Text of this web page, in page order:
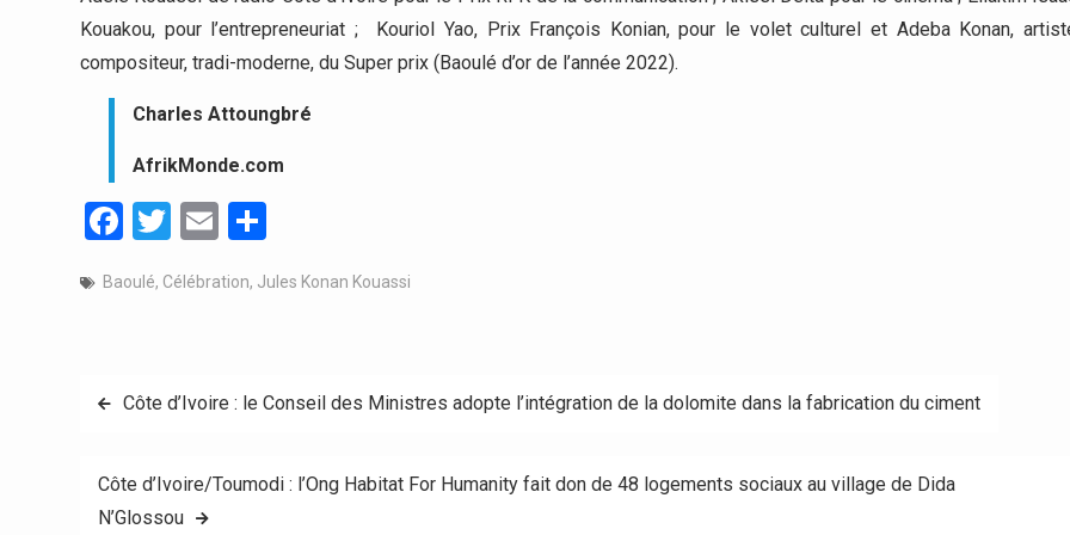
Kouakou, pour l’entrepreneuriat ; Kouriol Yao, Prix François Konian, pour le volet culturel et Adeba Konan,
compositeur, tradi-moderne, du Super prix (Baoulé d’or de l’année 2022).
Charles Attoungbré
AfrikMonde.com
Facebook
Twitter
Email
Baoulé, Célébration, Jules Konan Kouassi
Navigation
l’article
Côte d’Ivoire : le Conseil des Ministres adopte l’intégration de la dolomite dans la fabrication du ciment
Côte d’Ivoire/Toumodi : l’Ong Habitat For Humanity fait don de 48 logements sociaux au village de Dida
N’Glossou